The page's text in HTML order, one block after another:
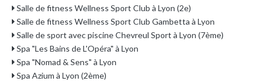
Salle de fitness Wellness Sport Club à Lyon (2e)
Salle de fitness Wellness Sport Club Gambetta à Lyon
Salle de sport avec piscine Chevreul Sport à Lyon (7ème)
Spa "Les Bains de L'Opéra" à Lyon
Spa "Nomad & Sens" à Lyon
Spa Azium à Lyon (2ème)